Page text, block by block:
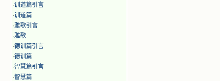
·训道篇引言
·训道篇
·雅歌引言
·雅歌
·德训篇引言
·德训篇
·智慧篇引言
·智慧篇